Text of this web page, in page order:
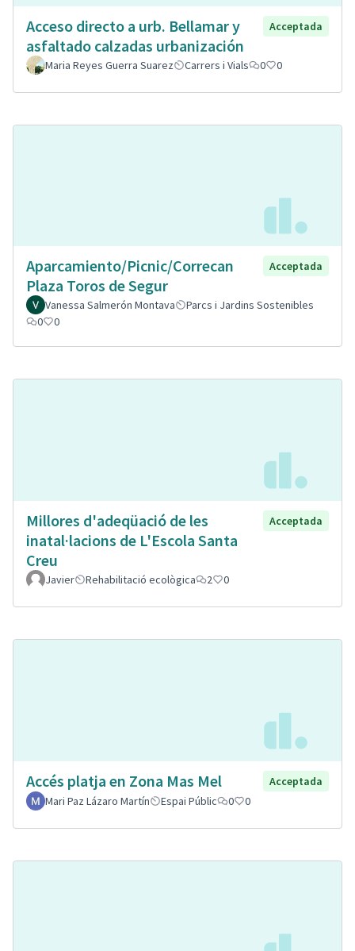
Acceso directo a urb. Bellamar y
asfaltado calzadas urbanización
Acceptada
Maria Reyes Guerra Suarez Carrers i Vials 0 0
Aparcamiento/Picnic/Correcan
Plaza Toros de Segur
Acceptada
Vanessa Salmerón Montava
Parcs i Jardins Sostenibles
0
0
Millores d'adeqüació de les
inatal·lacions de L'Escola Santa
Creu
Acceptada
Javier Rehabilitació ecològica 2 0
Accés platja en Zona Mas Mel
Acceptada
Mari Paz Lázaro Martín
Espai Públic 0 0